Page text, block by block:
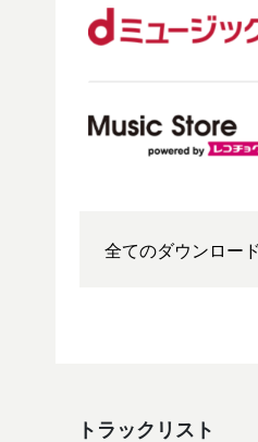
全てのダウンロー
トラックリスト